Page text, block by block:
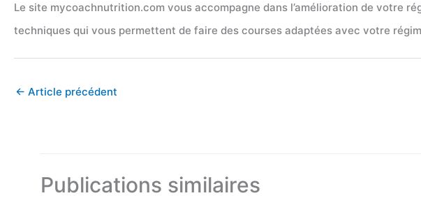
Le site mycoachnutrition.com vous accompagne dans l’amélioration de votre
techniques qui vous permettent de faire des courses adaptées avec votre
← Article précédent
Publications similaires